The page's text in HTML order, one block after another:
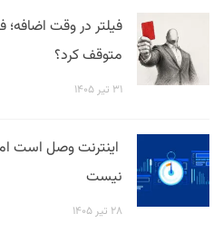
متوقف کرد؟
۳۱ تیر ۱۴۰۵
اینترنت وصل است
نیست
۲۸ تیر ۱۴۰۵